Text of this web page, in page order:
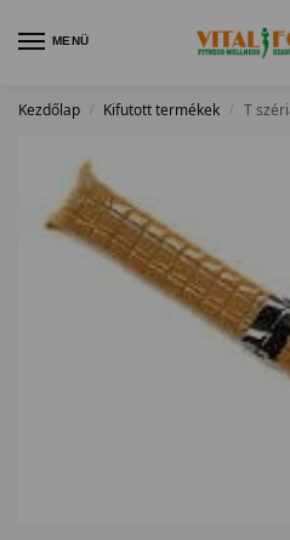
MENÜ
Kezdőlap / Kifutott termékek / T